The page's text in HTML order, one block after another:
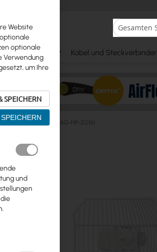
Search
Antennas Kabel und Steckverbinder
airGrid M2 HP 16dBi (AG-HP-2G16)
Ende
Bildgalerie
springen
Website
optionale
Verwendung
um Ihre
SPEICHERN
und